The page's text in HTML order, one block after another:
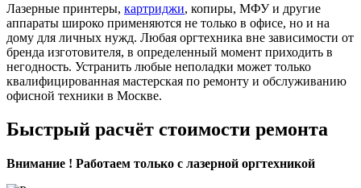
Лазерные принтеры, картриджи, копиры, МФУ и другие
аппараты широко применяются не только в офисе, но и на
дому для личных нужд. Любая оргтехника вне зависимости от
бренда изготовителя, в определенный момент приходить в
негодность. Устранить любые неполадки может только
квалифицированная мастерская по ремонту и обслуживанию
офисной техники в Москве.
Быстрый расчёт стоимости ремонта
Внимание ! Работаем только с лазерной оргтехникой